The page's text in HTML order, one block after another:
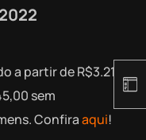
a partir de R$3.210
sem
Confiraaqui!